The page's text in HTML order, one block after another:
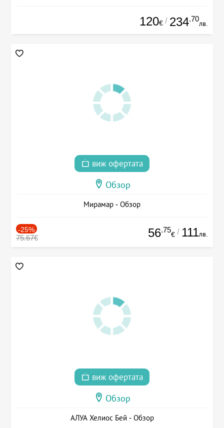
120€ / 234.70
лв.
виж офертата
Обзор
Мирамар - Обзор
-25%
75.67€ 56.75
€ / 111лв.
виж офертата
Обзор
АЛУА Хелиос Бей - Обзор